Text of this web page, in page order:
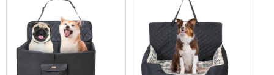
собак Дышащая кровать
Удобная кровать для
домашних животных
Классные товары для
домашних животных на
лето